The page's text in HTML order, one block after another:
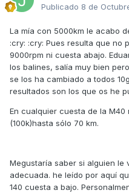
Publicado 8 de
La mía con 5000km le acabo
:cry: :cry: Pues resulta que no
9000rpm ni cuesta abajo.
los balines, salía muy bien
se los ha cambiado a todos
resultados son los que os he
En cualquier cuesta de la
(100k)hasta sólo 70 km.
Megustaría saber si alguien le
adecuada. he leído por aquí
140 cuesta a bajo.